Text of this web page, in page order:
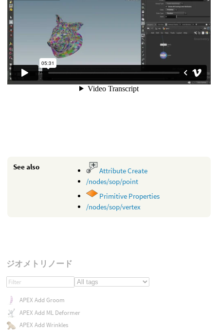
See also
Attribute Create
/nodes/sop/point
Primitive Properties
/nodes/sop/vertex
ジオメトリノード
APEX Add Groom
APEX Add ML Deformer
APEX Add Wrinkles